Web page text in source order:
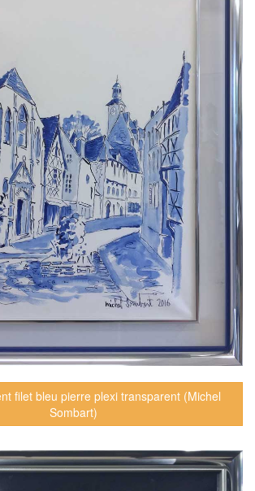
filet bleu pierre plexi transparent (Michel
Sombart)